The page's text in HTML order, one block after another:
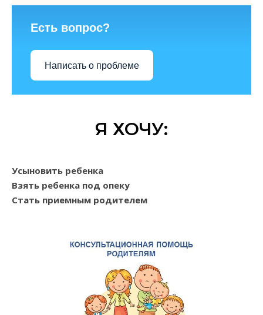
Есть вопрос?
Написать о проблеме
Я ХОЧУ:
Усыновить ребенка
Взять ребенка под опеку
Стать приемным родителем